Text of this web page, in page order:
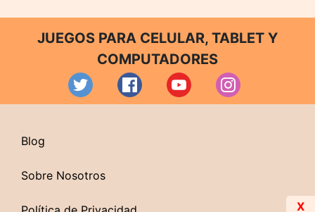
JUEGOS PARA CELULAR, TABLET Y
COMPUTADORES
Blog
Sobre Nosotros
X